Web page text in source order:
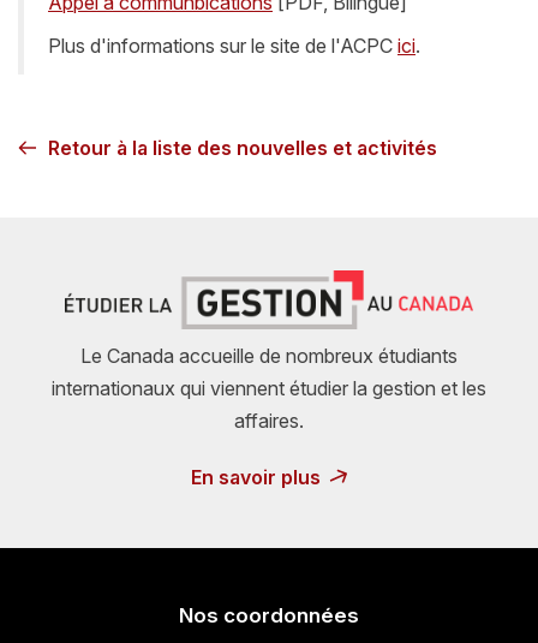
Plus d'informations sur le site de l'ACPC ici.
Retour à la liste des nouvelles et activités
Le Canada accueille de nombreux étudiants
internationaux qui viennent étudier la gestion et les
affaires.
En savoir plus
Nos coordonnées